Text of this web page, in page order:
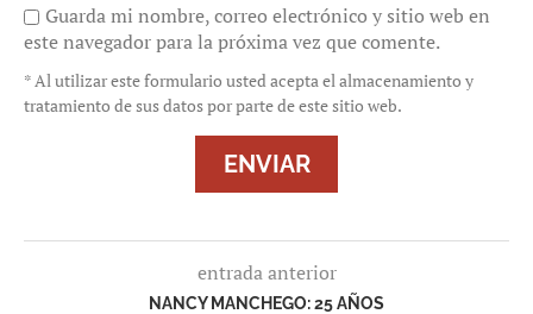
Guarda mi nombre, correo electrónico y sitio web en
este navegador para la próxima vez que comente.
* Al utilizar este formulario usted acepta el almacenamiento y
tratamiento de sus datos por parte de este sitio web.
entrada anterior
NANCY MANCHEGO: 25 AÑOS